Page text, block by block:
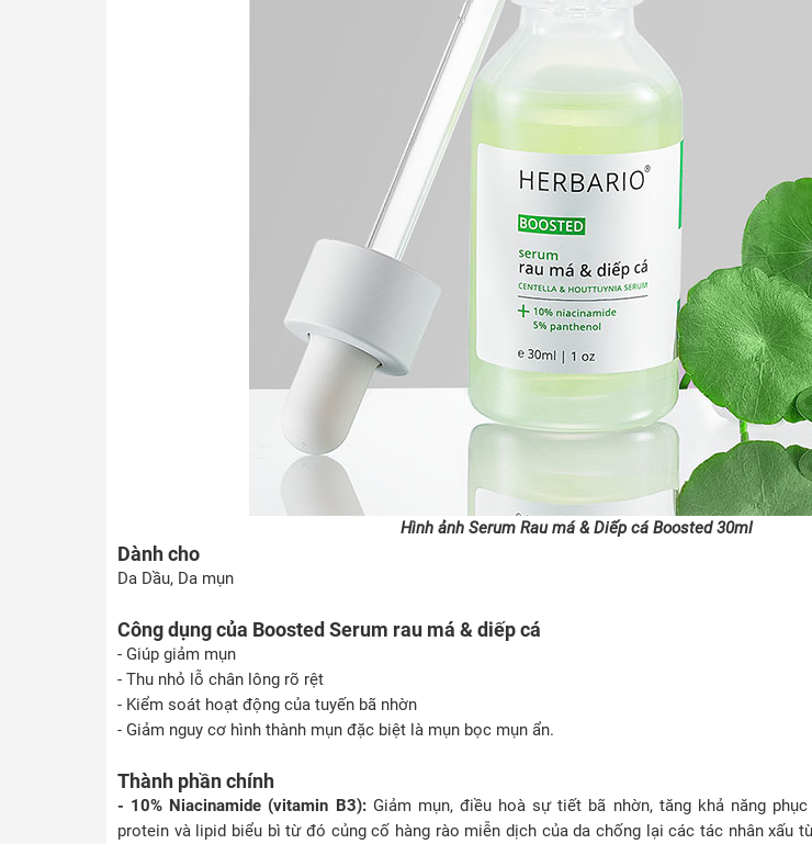
Hình ảnh Serum Rau má & Diếp cá Boosted 30ml
Dành cho
Da Dầu, Da mụn
Công dụng của Boosted Serum rau má & diếp cá
- Giúp giảm mụn
- Thu nhỏ lỗ chân lông rõ rệt
- Kiểm soát hoạt động của tuyến bã nhờn
- Giảm nguy cơ hình thành mụn đặc biệt là mụn bọc mụn ẩn.
Thành phần chính
- 10% Niacinamide (vitamin B3): Giảm mụn, điều hoà sự tiết bã nhờn, tăng khả năng
protein và lipid biểu bì từ đó củng cố hàng rào miễn dịch của da chống lại các tác nhân xấu